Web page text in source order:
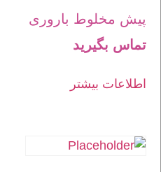
پیش مخلوط باروری
تماس بگیرید
اطلاعات بیشتر